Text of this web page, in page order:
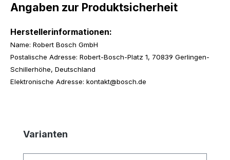
Angaben zur Produktsicherheit
Herstellerinformationen:
Name: Robert Bosch GmbH
Postalische Adresse: Robert-Bosch-Platz 1, 70839 Gerlingen-
Schillerhöhe, Deutschland
Elektronische Adresse: kontakt@bosch.de
Produktgalerie überspringen
Varianten